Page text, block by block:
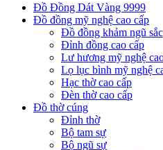
Đồ Đồng Dát Vàng 9999
Đồ đồng mỹ nghệ cao cấp
Đồ đồng khảm ngũ sắc
Đỉnh đồng cao cấp
Lư hương mỹ nghệ
Lọ lục bình mỹ nghệ
Hạc thờ cao cấp
Đèn thờ cao cấp
Đồ thờ cúng
Đỉnh thờ
Bộ tam sự
Bộ ngũ sự